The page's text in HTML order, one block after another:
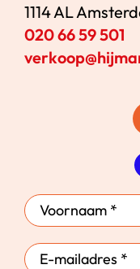
1114 AL
020 66 59 501